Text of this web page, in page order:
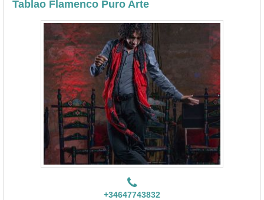
Tablao Flamenco Puro Arte
+34647743832